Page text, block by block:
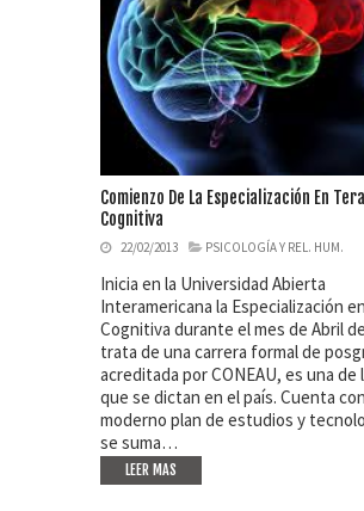
Comienzo De La Especialización En
Cognitiva
22/02/2013 PSICOLOGÍA Y REL. HUM.
Inicia en la Universidad Abierta
Interamericana la Especialización
Cognitiva durante el mes de Abril
trata de una carrera formal de
acreditada por CONEAU, es una de
que se dictan en el país. Cuenta
moderno plan de estudios y
se suma…
LEER MAS